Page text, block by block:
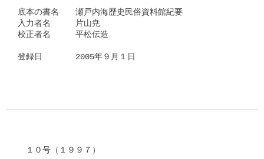
底本の書名　　瀬戸内海歴史民俗資料館紀要
入力者名　　　片山尭
校正者名　　　平松伝造
登録日　　　　2005年９月１日
１０号（１９９７）